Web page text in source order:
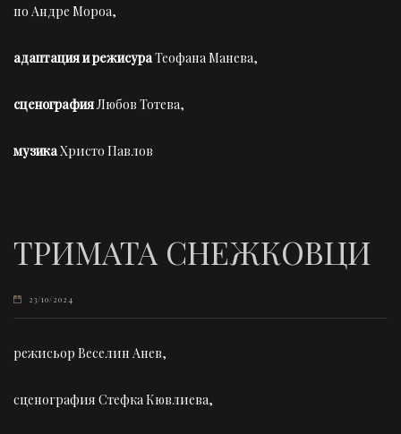
по Андре Мороа,
адаптация и режисураТеофана Манева,
сценографияЛюбов Тотева,
музикаХристо Павлов
ТРИМАТА СНЕЖКОВЦИ
23/10/2024
режисьор Веселин Анев,
сценография Стефка Кювлиева,